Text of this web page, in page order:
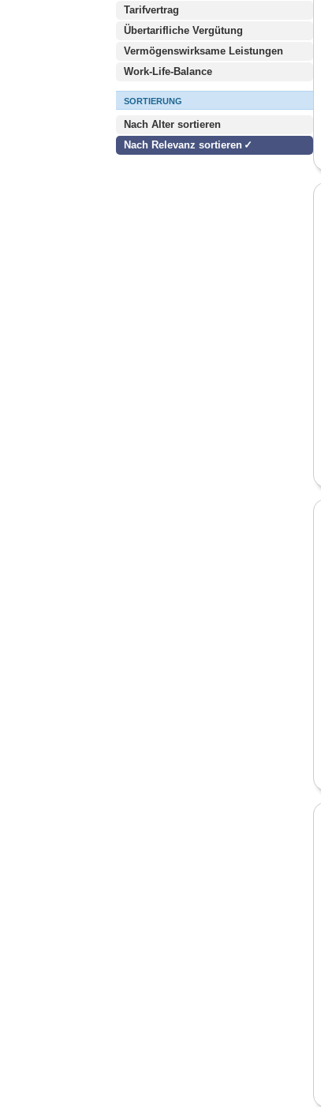
Tarifvertrag
Übertarifliche Vergütung
Vermögenswirksame Leistungen
Work-Life-Balance
SORTIERUNG
Nach Alter sortieren
Nach Relevanz sortieren